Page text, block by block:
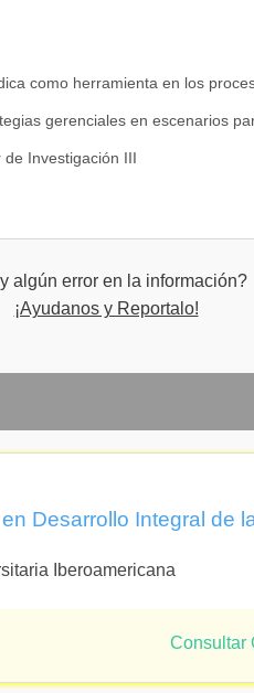
como herramienta en los
gerenciales en escenarios
de Investigación III
algún error en la información?
¡Ayudanos y Reportalo!
Desarrollo Integral de
Iberoamericana
Consultar